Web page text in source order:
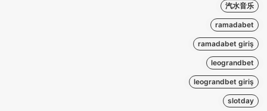
汽水音乐
ramadabet
ramadabet giriş
leograndbet
leograndbet giriş
slotday